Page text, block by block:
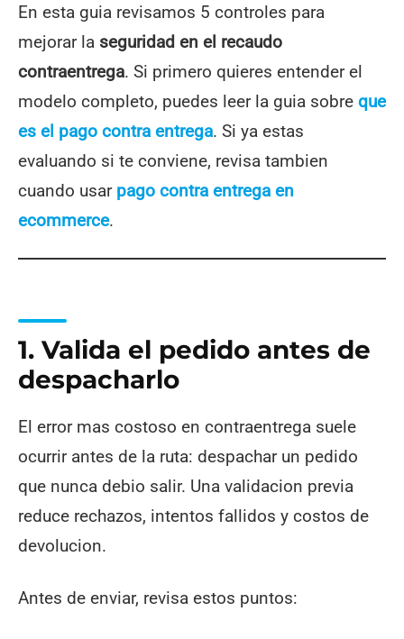
En esta guia revisamos 5 controles para
mejorar la seguridad en el recaudo
contraentrega. Si primero quieres entender el
modelo completo, puedes leer la guia sobre que
es el pago contra entrega. Si ya estas
evaluando si te conviene, revisa tambien
cuando usar pago contra entrega en
ecommerce.
1. Valida el pedido antes de
despacharlo
El error mas costoso en contraentrega suele
ocurrir antes de la ruta: despachar un pedido
que nunca debio salir. Una validacion previa
reduce rechazos, intentos fallidos y costos de
devolucion.
Antes de enviar, revisa estos puntos: